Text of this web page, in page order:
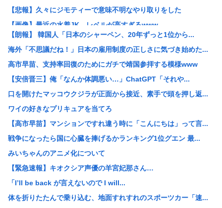
【悲報】久々にジモティーで意味不明なやり取りをした
【画像】最近の水着JK、レベルが高すぎるwww
ガチで死にたい時ってどうしたらいいの？
中国人「中国では赤信号でも右折できます」
「あきれてモノが言えない」「国を維持できるの？」外国人の...
X民「北欧は税金50%で高福祉、日本は税金45.7%も取...
独身女性(46)「子供も産めない、この先何を生きがいにし...
【画像】Hカップグラドル「どんな私も愛してね❤」
ウクライナがモスクワに向けて初の弾道ミサイルを発射か？！
【平成レジェンド】宮沢りえ『サンタフェ』保存で38歳講師...
【阿波おどり】女性踊り手を狙った無断撮影が問題に…SNS...
シカ「全部喰った」 祭り中止10へ
【画像】例の美人すぎるおにぎり屋、裏でおっさんが汗だくで...
「かなり小さくなって…」大腸がんで人工肛門…松本人志〝青...
【朗報】 韓国人「日本のシャーペン、20年ずっと1位から...
海外「不思議だね！」日本の雇用制度の正しさに気づき始めた...
高市早苗、支持率回復のためにガチで靖国参拝する模様www
【安倍晋三】俺「なんか体調悪い…」ChatGPT「それや...
口を開けたマッコウクジラが正面から接近、素手で頭を押し返...
ワイの好きなプリキュアを当てろ
【高市早苗】マンションですれ違う時に「こんにちは」って言...
戦争になったら国に心臓を捧げるかランキング1位グエン 最...
みいちゃんのアニメ化について
【緊急速報】キオクシア声優の羊宮妃那さん…
「I’ll be back が言えないので I will...
体を折りたたんで乗り込む、地面すれすれのスポーツカー「速...